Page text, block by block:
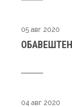
05 авг 2020
04 авг 2020